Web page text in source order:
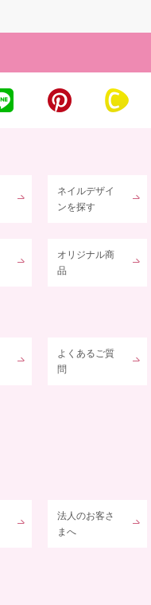
ネイルデザイ
ンを探す
オリジナル商
品
よくあるご質
問
法人のお客さ
まへ